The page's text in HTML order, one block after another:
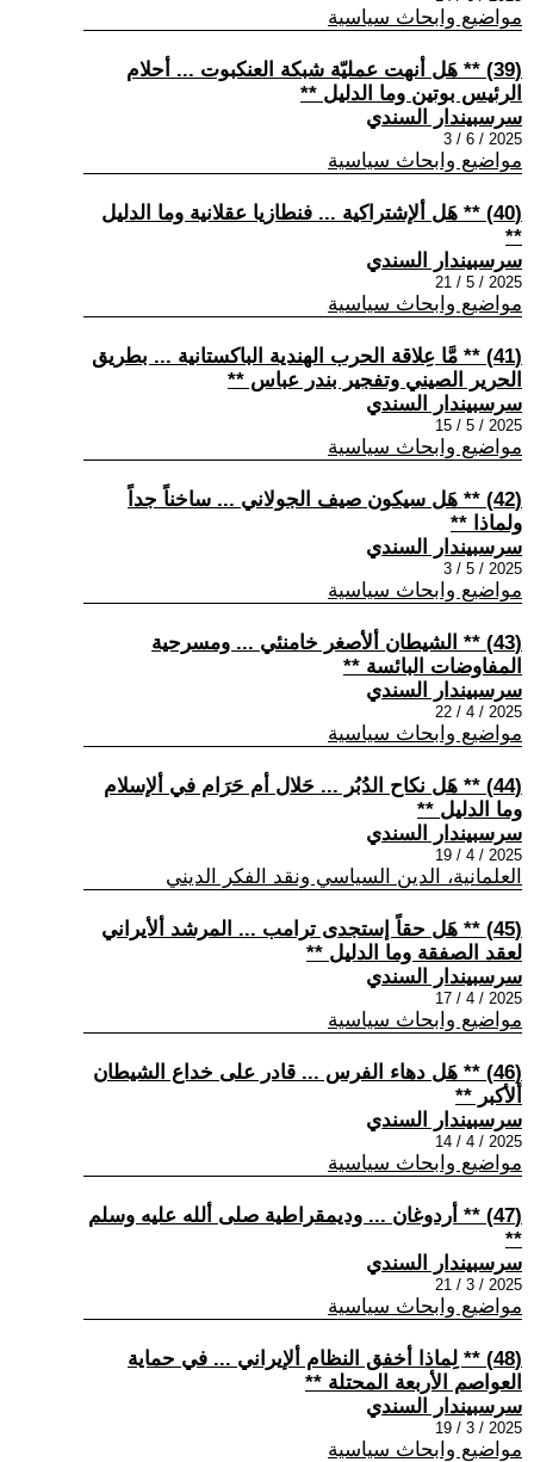
مواضيع وابحاث سياسية
(39) ** هَل أنهت عمليّة شبكة العنكبوت ... أحلام
الرئيس بوتين وما الدليل **
سرسبيندار السندي
2025 / 6 / 3
مواضيع وابحاث سياسية
(40) ** هَل ألإشتراكية ... فنطازيا عقلانية وما الدليل
**
سرسبيندار السندي
2025 / 5 / 21
مواضيع وابحاث سياسية
(41) ** مَّا عِلاقة الحرب الهندية الباكستانية ... بطريق
الحرير الصيني وتفجير بندر عباس **
سرسبيندار السندي
2025 / 5 / 15
مواضيع وابحاث سياسية
(42) ** هَل سيكون صيف الجولاني ... ساخناً جداً
ولماذا **
سرسبيندار السندي
2025 / 5 / 3
مواضيع وابحاث سياسية
(43) ** الشيطان ألأصغر خامنئي ... ومسرحية
المفاوضات البائسة **
سرسبيندار السندي
2025 / 4 / 22
مواضيع وابحاث سياسية
(44) ** هَل نكاح الدُبُر ... حَلال أم حَرَام في ألإسلام
وما الدليل **
سرسبيندار السندي
2025 / 4 / 19
العلمانية، الدين السياسي ونقد الفكر الديني
(45) ** هَل حقاً إستجدى ترامب ... المرشد ألأيراني
لعقد الصفقة وما الدليل **
سرسبيندار السندي
2025 / 4 / 17
مواضيع وابحاث سياسية
(46) ** هَل دهاء الفرس ... قادر على خداع الشيطان
ألأكبر **
سرسبيندار السندي
2025 / 4 / 14
مواضيع وابحاث سياسية
(47) ** أردوغان ... وديمقراطية صلى ألله عليه وسلم
**
سرسبيندار السندي
2025 / 3 / 21
مواضيع وابحاث سياسية
(48) ** لِماذا أخفق النظام ألإيراني ... في حماية
العواصم الأربعة المحتلة **
سرسبيندار السندي
2025 / 3 / 19
مواضيع وابحاث سياسية